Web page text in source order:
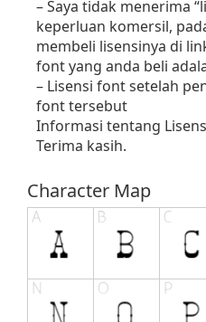
– Saya tidak menerima
keperluan komersil,
membeli lisensinya di
font yang anda beli
– Lisensi font setelah
font tersebut
Informasi tentang
Terima kasih.
Character Map